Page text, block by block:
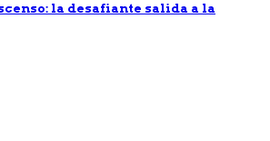
la desafiante salida a la